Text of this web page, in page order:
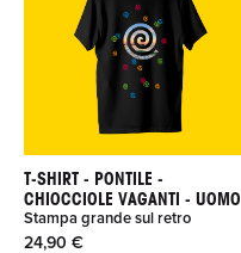
T-SHIRT - PONTILE -
CHIOCCIOLE VAGANTI - UOMO
Stampa grande sul retro
24,90 €